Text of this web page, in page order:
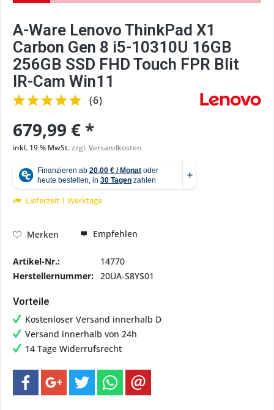
A-Ware Lenovo ThinkPad X1
Carbon Gen 8 i5-10310U 16GB
256GB SSD FHD Touch FPR Blit
IR-Cam Win11
(6)
679,99 € *
inkl. 19 % MwSt.zzgl. Versandkosten
Lieferzeit 1 Werktage
Merken Empfehlen
Artikel-Nr.:
14770
Herstellernummer: 20UA-S8YS01
Vorteile
Kostenloser Versand innerhalb D
Versand innerhalb von 24h
14 Tage Widerrufsrecht